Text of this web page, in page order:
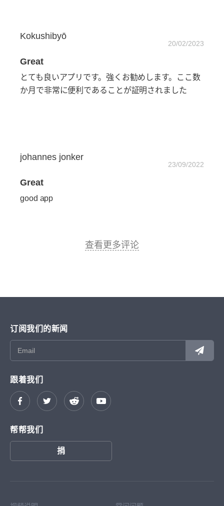
Kokushibyō
20/02/2023
Great
とても良いアプリです。強くお勧めします。ここ数
か月で非常に便利であることが証明されました
johannes jonker
23/09/2022
Great
good app
查看更多评论
订阅我们的新闻
跟着我们
帮帮我们
捐